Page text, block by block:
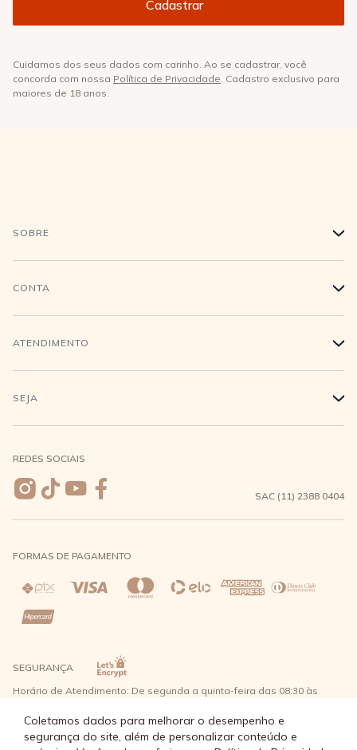
Coletamos dados para melhorar o desempenho e
segurança do site, além de personalizar conteúdo e
Cuidamos dos seus dados com carinho. Ao se cadastrar, você
concorda com nossa Política de Privacidade. Cadastro exclusivo para
maiores de 18 anos.
SOBRE +
História
Conecte-se
CONTA +
Login
Meus pedidos
Wishlist
ATENDIMENTO +
Compra Segura
Entrega e Frete
Trocas e Devoluções
Direito de Arrependimento
Política de Privacidade
SEJA +
REDES SOCIAIS
SAC (11) 2388 0404
FORMAS DE PAGAMENTO
SEGURANÇA
Horário de Atendimento: De segunda a quinta-feira das 08:30 às
nível 2 - Bairro Capuava Mauá - São Paulo, CEP: 09380-115 - Água
Doce Comércio de Roupas e Acessórios Ltda - CNPJ: 57.484.768/0064-